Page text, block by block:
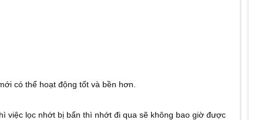
có thể hoạt động tốt và bền hơn.
việc lọc nhớt bị bẩn thì nhớt đi qua sẽ không bao giờ được